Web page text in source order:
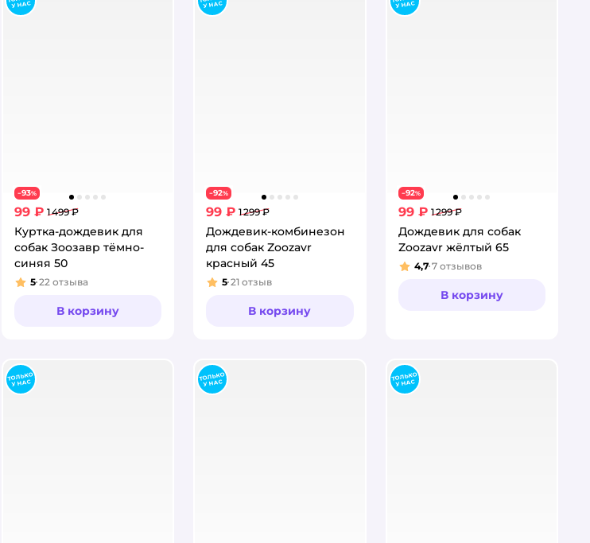
−93%
99 ₽ 1 499 ₽
Куртка-дождевик для
собак Зоозавр тёмно-
синяя 50
Рейтинг:
5 22 отзыва
В корзину
−92%
99 ₽ 1 299 ₽
Дождевик-комбинезон
для собак Zoozavr
красный 45
Рейтинг:
5 21 отзыв
В корзину
−92%
99 ₽ 1 299 ₽
Дождевик для собак
Zoozavr жёлтый 65
Рейтинг:
4,7 7 отзывов
В корзину